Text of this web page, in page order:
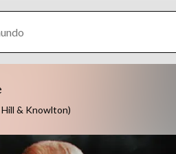
& Knowlton)